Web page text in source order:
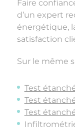
Faire
d’un expert
énergétique,
satisfaction
Sur le même
Test
Test
Test